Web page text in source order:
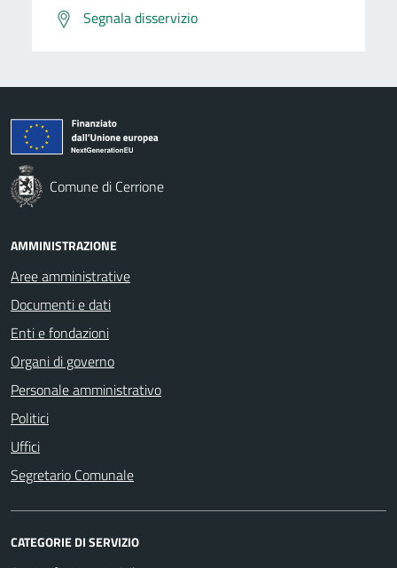
Segnala disservizio
Comune di Cerrione
AMMINISTRAZIONE
Aree amministrative
Documenti e dati
Enti e fondazioni
Organi di governo
Personale amministrativo
Politici
Uffici
Segretario Comunale
CATEGORIE DI SERVIZIO